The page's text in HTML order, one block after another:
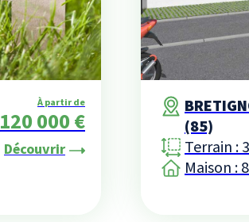
À partir de
120 000 €
Découvrir
(85)
Terrain :
Maison :